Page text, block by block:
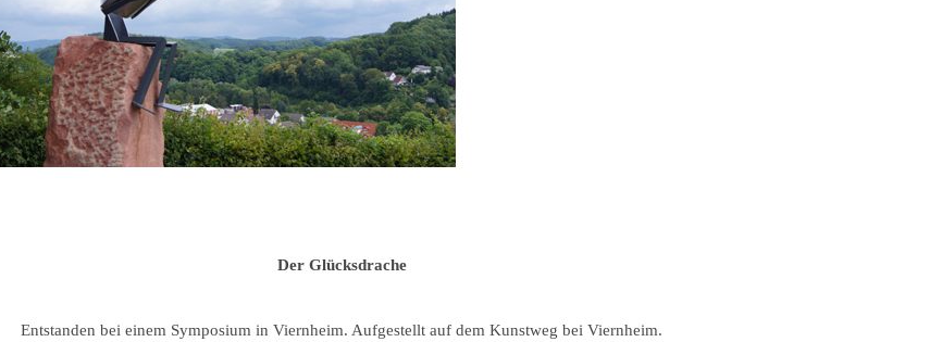
Der Glücksdrache
Entstanden bei einem Symposium in Viernheim. Aufgestellt auf dem Kunstweg bei Viernheim.